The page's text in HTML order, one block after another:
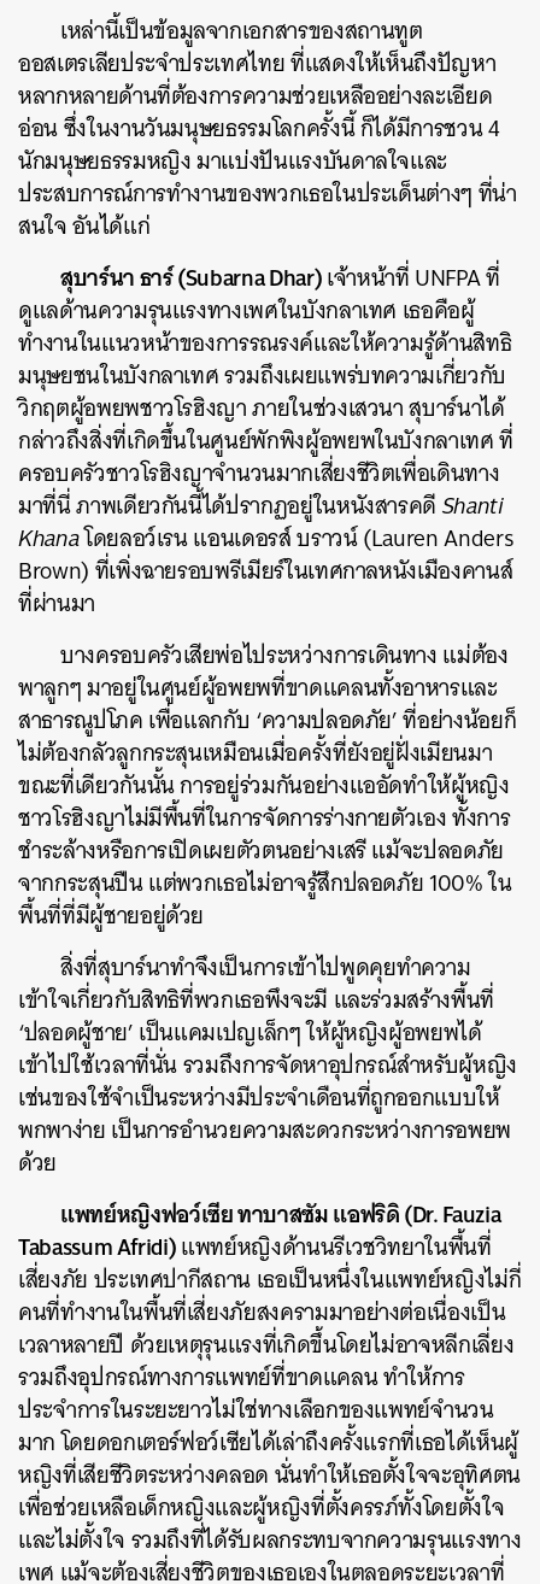
เหล่านี้เป็นข้อมูลจากเอกสารของสถานทูต
ออสเตรเลียประจำประเทศไทย ที่แสดงให้เห็นถึงปัญหา
หลากหลายด้านที่ต้องการความช่วยเหลืออย่างละเอียด
อ่อน ซึ่งในงานวันมนุษยธรรมโลกครั้งนี้ ก็ได้มีการชวน 4
นักมนุษยธรรมหญิง มาแบ่งปันแรงบันดาลใจและ
ประสบการณ์การทำงานของพวกเธอในประเด็นต่างๆ ที่น่า
สนใจ อันได้แก่
สุบาร์นา ธาร์ (Subarna Dhar)เจ้าหน้าที่ UNFPA ที่
ดูแลด้านความรุนแรงทางเพศในบังกลาเทศ เธอคือผู้
ทำงานในแนวหน้าของการรณรงค์และให้ความรู้ด้านสิทธิ
มนุษยชนในบังกลาเทศ รวมถึงเผยแพร่บทความเกี่ยวกับ
วิกฤตผู้อพยพชาวโรฮิงญา ภายในช่วงเสวนา สุบาร์นาได้
กล่าวถึงสิ่งที่เกิดขึ้นในศูนย์พักพิงผู้อพยพในบังกลาเทศ ที่
ครอบครัวชาวโรฮิงญาจำนวนมากเสี่ยงชีวิตเพื่อเดินทาง
มาที่นี่ ภาพเดียวกันนี้ได้ปรากฏอยู่ในหนังสารคดีShanti
Khanaโดยลอว์เรน แอนเดอรส์ บราวน์ (Lauren Anders
Brown) ที่เพิ่งฉายรอบพรีเมียร์ในเทศกาลหนังเมืองคานส์
ที่ผ่านมา
บางครอบครัวเสียพ่อไประหว่างการเดินทาง แม่ต้อง
พาลูกๆ มาอยู่ในศูนย์ผู้อพยพที่ขาดแคลนทั้งอาหารและ
สาธารณูปโภค เพื่อแลกกับ ‘ความปลอดภัย’ ที่อย่างน้อยก็
ไม่ต้องกลัวลูกกระสุนเหมือนเมื่อครั้งที่ยังอยู่ฝั่งเมียนมา
ขณะที่เดียวกันนั้น การอยู่ร่วมกันอย่างแออัดทำให้ผู้หญิง
ชาวโรฮิงญาไม่มีพื้นที่ในการจัดการร่างกายตัวเอง ทั้งการ
ชำระล้างหรือการเปิดเผยตัวตนอย่างเสรี แม้จะปลอดภัย
จากกระสุนปืน แต่พวกเธอไม่อาจรู้สึกปลอดภัย 100% ใน
พื้นที่ที่มีผู้ชายอยู่ด้วย
สิ่งที่สุบาร์นาทำจึงเป็นการเข้าไปพูดคุยทำความ
เข้าใจเกี่ยวกับสิทธิที่พวกเธอพึงจะมี และร่วมสร้างพื้นที่
‘ปลอดผู้ชาย’ เป็นแคมเปญเล็กๆ ให้ผู้หญิงผู้อพยพได้
เข้าไปใช้เวลาที่นั่น รวมถึงการจัดหาอุปกรณ์สำหรับผู้หญิง
เช่นของใช้จำเป็นระหว่างมีประจำเดือนที่ถูกออกแบบให้
พกพาง่าย เป็นการอำนวยความสะดวกระหว่างการอพยพ
ด้วย
แพทย์หญิงฟอว์เซีย ทาบาสซัม แอฟริดิ (Dr. Fauzia
Tabassum Afridi)แพทย์หญิงด้านนรีเวชวิทยาในพื้นที่
เสี่ยงภัย ประเทศปากีสถาน เธอเป็นหนึ่งในแพทย์หญิงไม่กี่
คนที่ทำงานในพื้นที่เสี่ยงภัยสงครามมาอย่างต่อเนื่องเป็น
เวลาหลายปี ด้วยเหตุรุนแรงที่เกิดขึ้นโดยไม่อาจหลีกเลี่ยง
รวมถึงอุปกรณ์ทางการแพทย์ที่ขาดแคลน ทำให้การ
ประจำการในระยะยาวไม่ใช่ทางเลือกของแพทย์จำนวน
มาก โดยดอกเตอร์ฟอว์เซียได้เล่าถึงครั้งแรกที่เธอได้เห็นผู้
หญิงที่เสียชีวิตระหว่างคลอด นั่นทำให้เธอตั้งใจจะอุทิศตน
เพื่อช่วยเหลือเด็กหญิงและผู้หญิงที่ตั้งครรภ์ทั้งโดยตั้งใจ
และไม่ตั้งใจ รวมถึงที่ได้รับผลกระทบจากความรุนแรงทาง
เพศ แม้จะต้องเสี่ยงชีวิตของเธอเองในตลอดระยะเวลาที่